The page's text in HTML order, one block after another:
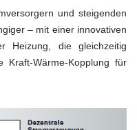
und steigenden
– mit einer innovativen
Heizung, die gleichzeitig
Wärme-Kopplung für